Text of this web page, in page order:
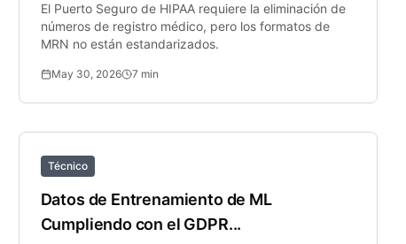
El Puerto Seguro de HIPAA requiere la eliminación de
números de registro médico, pero los formatos de
MRN no están estandarizados.
May 30, 2026 7 min
Técnico
Datos de Entrenamiento de ML
Cumpliendo con el GDPR...